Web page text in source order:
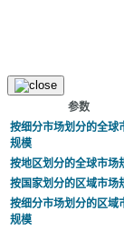
参数
按细分市场划分的全球
规模
按地区划分的全球市场
按国家划分的区域市场
按细分市场划分的区域
规模